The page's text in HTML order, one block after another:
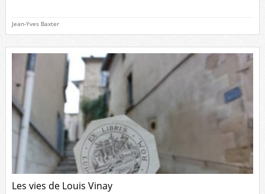
Jean-Yves Baxter
Les vies de Louis Vinay